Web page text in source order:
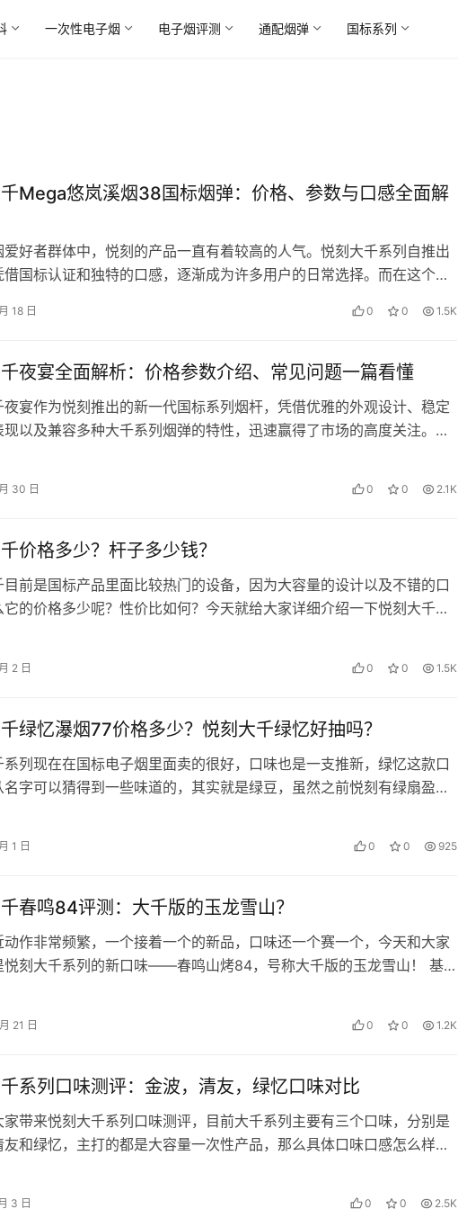
一次性电子烟 电子烟评测 通配烟弹 国标系列
Mega悠岚溪烟38国标烟弹：价格、参数与口感全面解
爱好者群体中，悦刻的产品一直有着较高的人气。悦刻大千系列自推出
借国标认证和独特的口感，逐渐成为许多用户的日常选择。而在这个系
18 日 0 0 1.5K
夜宴全面解析：价格参数介绍、常见问题一篇看懂
夜宴作为悦刻推出的新一代国标系列烟杆，凭借优雅的外观设计、稳定
现以及兼容多种大千系列烟弹的特性，迅速赢得了市场的高度关注。无
30 日 0 0 2.1K
价格多少？杆子多少钱？
目前是国标产品里面比较热门的设备，因为大容量的设计以及不错的口
它的价格多少呢？性价比如何？今天就给大家详细介绍一下悦刻大千的
2 日 0 0 1.5K
绿忆瀑烟77价格多少？悦刻大千绿忆好抽吗？
系列现在在国标电子烟里面卖的很好，口味也是一支推新，绿忆这款口
名字可以猜得到一些味道的，其实就是绿豆，虽然之前悦刻有绿扇盈
1 日 0 0 925
春鸣84评测：大千版的玉龙雪山？
动作非常频繁，一个接着一个的新品，口味还一个赛一个，今天和大家
悦刻大千系列的新口味——春鸣山烤84，号称大千版的玉龙雪山！ 基
21 日 0 0 1.2K
系列口味测评：金波，清友，绿忆口味对比
家带来悦刻大千系列口味测评，目前大千系列主要有三个口味，分别是
友和绿忆，主打的都是大容量一次性产品，那么具体口味口感怎么样
3 日 0 0 2.5K